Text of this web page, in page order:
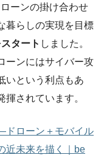
ーンの掛け合わせ
暮らしの実現を目標
タート しました。
ーンにはサイバー攻
いという利点もあ
されています。
ドローン＋モバイル
近未来を描く｜be